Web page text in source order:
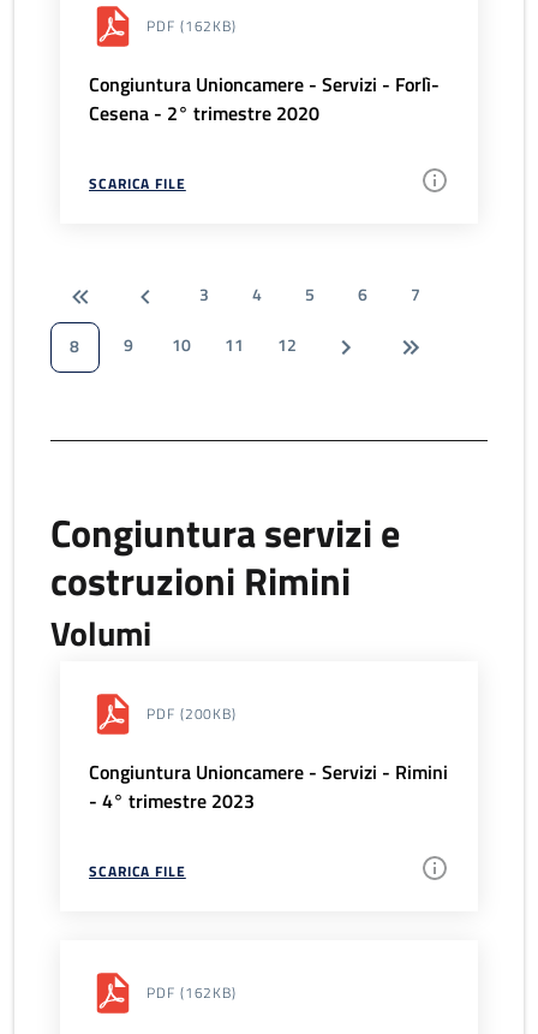
PDF (162KB)
Congiuntura Unioncamere - Servizi - Forlì-
Cesena - 2° trimestre 2020
SCARICA FILE
3 4 5 6
7
8
9 10 11 12
Congiuntura servizi e
costruzioni Rimini
Volumi
PDF (200KB)
Congiuntura Unioncamere - Servizi - Rimini
- 4° trimestre 2023
SCARICA FILE
PDF (162KB)